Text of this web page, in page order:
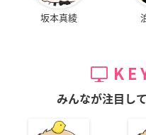
坂本真綾
みんなが注目し